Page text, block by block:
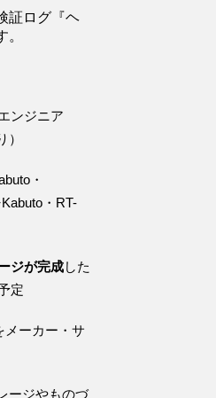
証ログ『ヘ
ンジニア
・
・RT-
ジが完成した
定
メーカー・サ
ージやものづ